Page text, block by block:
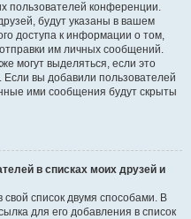
пользователей конференции.
будут указаны в вашем
доступа к информации о том,
им личных сообщений.
могут выделяться, если это
вы добавили пользователей
ими сообщения будут скрыты
в списках моих друзей и
список двумя способами. В
для его добавления в список